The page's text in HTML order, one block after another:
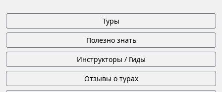
Туры
Полезно знать
Инструкторы / Гиды
Отзывы о турах